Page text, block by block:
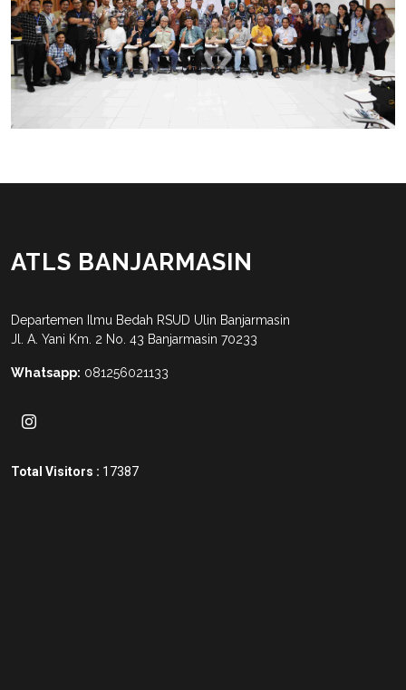
ATLS BANJARMASIN
Departemen Ilmu Bedah RSUD Ulin Banjarmasin
Jl. A. Yani Km. 2 No. 43 Banjarmasin 70233
Whatsapp: 081256021133
Total Visitors : 17387